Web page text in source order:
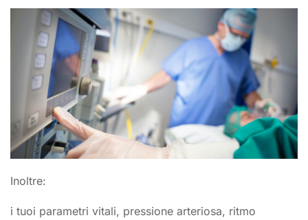
Inoltre:
i tuoi parametri vitali, pressione arteriosa, ritmo